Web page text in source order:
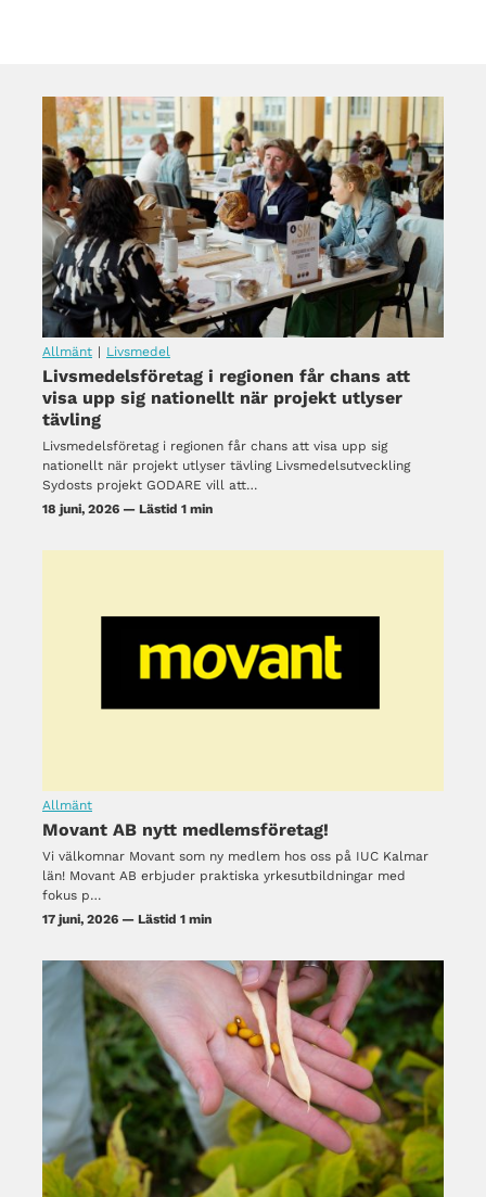
Allmänt | Livsmedel
Livsmedelsföretag i regionen får chans att
visa upp sig nationellt när projekt utlyser
tävling
Livsmedelsföretag i regionen får chans att visa upp sig
nationellt när projekt utlyser tävling Livsmedelsutveckling
Sydosts projekt GODARE vill att…
18 juni, 2026 — Lästid 1 min
Allmänt
Movant AB nytt medlemsföretag!
Vi välkomnar Movant som ny medlem hos oss på IUC Kalmar
län! Movant AB erbjuder praktiska yrkesutbildningar med
fokus p…
17 juni, 2026 — Lästid 1 min